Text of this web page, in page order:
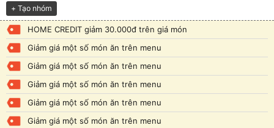
+ Tạo nhóm
HOME CREDIT giảm 30.000đ trên giá món
Giảm giá một số món ăn trên menu
Giảm giá một số món ăn trên menu
Giảm giá một số món ăn trên menu
Giảm giá một số món ăn trên menu
Giảm giá một số món ăn trên menu